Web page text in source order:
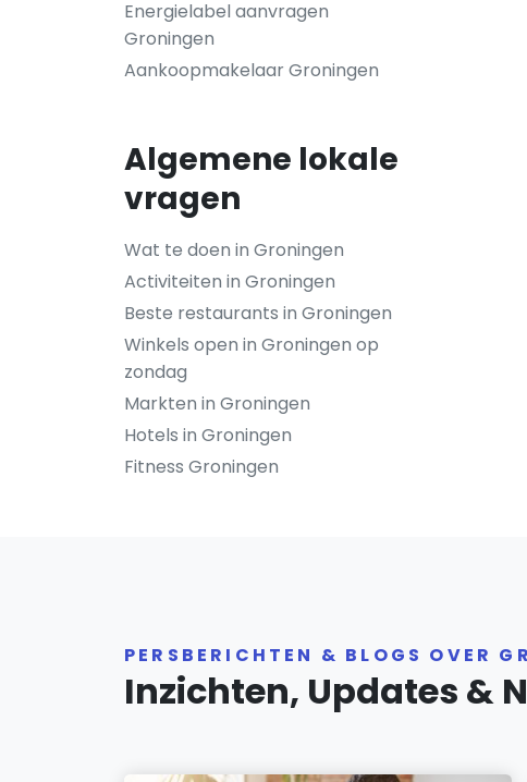
Energielabel aanvragen
Groningen
Aankoopmakelaar Groningen
Algemene lokale
vragen
Wat te doen in Groningen
Activiteiten in Groningen
Beste restaurants in Groningen
Winkels open in Groningen op
zondag
Markten in Groningen
Hotels in Groningen
Fitness Groningen
PERSBERICHTEN & BLOGS OVER
Inzichten, Updates &